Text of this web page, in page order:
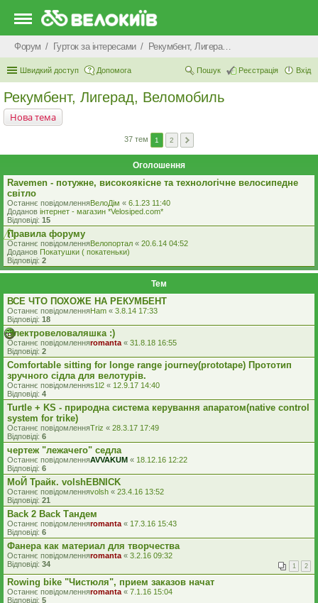
Форум Гурток за інтересами Рекумбент, Лигерад, Веломобиль
Швидкий доступ Допомога Вхід
Реєстрація
Пошук
Рекумбент, Лигерад, Веломобиль
Нова тема
37 тем 1 2
Оголошення
Ravemen - потужне, високоякісне та технологічне велосипедне
світло
Останнє повідомленняВелоДім « 6.1.23 11:40
Доданов iнтернет - магазин *Velosiped.com*
Відповіді: 15
Правила форуму
Останнє повідомленняВелопортал « 20.6.14 04:52
Доданов Покатушки ( покатеньки)
Відповіді: 2
Тем
ВСЕ ЧТО ПОХОЖЕ НА РЕКУМБЕНТ
Останнє повідомленняHam « 3.8.14 17:33
Відповіді: 18
Электровеловаляшка :)
Останнє повідомленняromanta « 31.8.18 16:55
Відповіді: 2
Comfortable sitting for longe range journey(prototape) Прототип
зручного сідла для велотурів.
Останнє повідомленняs1l2 « 12.9.17 14:40
Відповіді: 4
Turtle + KS - природна система керування апаратом(native control
system for trike)
Останнє повідомленняTriz « 28.3.17 17:49
Відповіді: 6
чертеж "лежачего" седла
Останнє повідомленняAVVAKUM « 18.12.16 12:22
Відповіді: 6
МоЙ Трайк. volshEBNICK
Останнє повідомленняvolsh « 23.4.16 13:52
Відповіді: 21
Back 2 Back Тандем
Останнє повідомленняromanta « 17.3.16 15:43
Відповіді: 6
Фанера как материал для творчества
Останнє повідомленняromanta « 3.2.16 09:32
Відповіді: 34 1 2
Rowing bike "Чистюля", прием заказов начат
Останнє повідомленняromanta « 7.1.16 15:04
Відповіді: 5